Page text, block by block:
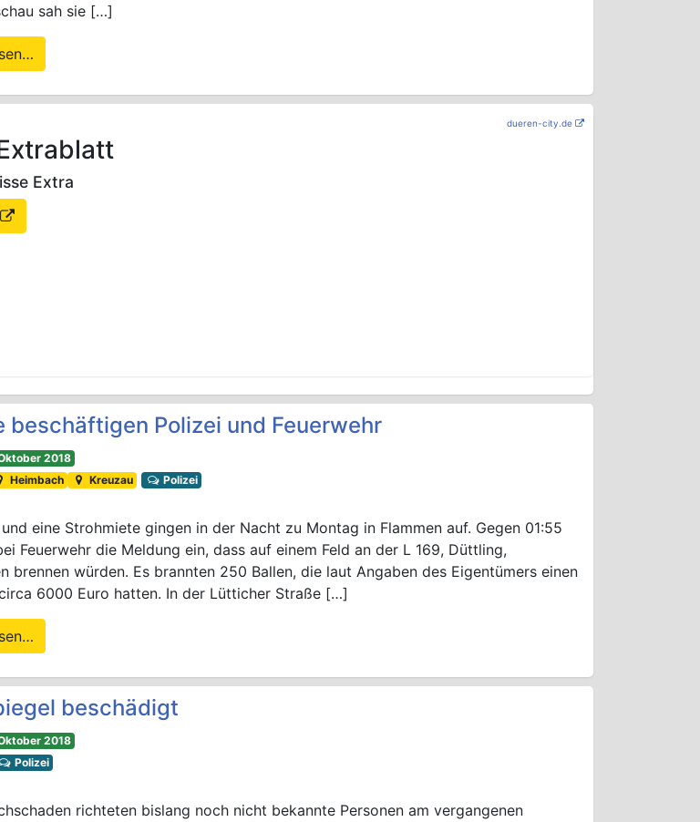
sah sie […]
dueren-city.de
Extra
beschäftigen Polizei und Feuerwehr
2018
Heimbach Kreuzau Polizei
eine Strohmiete gingen in der Nacht zu Montag in Flammen auf. Gegen 01:55
Feuerwehr die Meldung ein, dass auf einem Feld an der L 169, Düttling,
brennen würden. Es brannten 250 Ballen, die laut Angaben des Eigentümers einen
6000 Euro hatten. In der Lütticher Straße […]
beschädigt
2018
Polizei
richteten bislang noch nicht bekannte Personen am vergangenen